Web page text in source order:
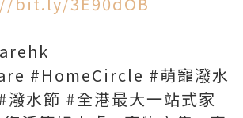
#HomeCircle #萌寵潑水
水節 #全港最大一站式家